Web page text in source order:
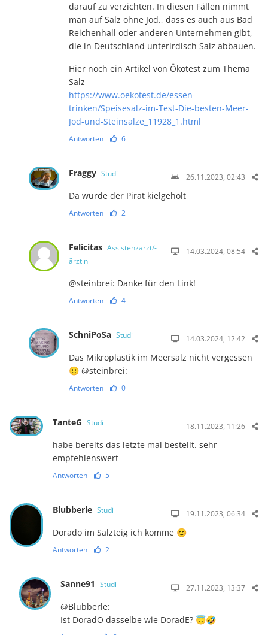
darauf zu verzichten. In diesen Fällen nimmt
man auf Salz ohne Jod., dass es auch aus Bad
Reichenhall oder anderen Unternehmen gibt,
die in Deutschland unterirdisch Salz abbauen.
Hier noch ein Artikel von Ökotest zum Thema
Salz
https://www.oekotest.de/essen-
trinken/Speisesalz-im-Test-Die-besten-Meer-
Jod-und-Steinsalze_11928_1.html
Antworten 6
Fraggy Studi 26.11.2023, 02:43
Da wurde der Pirat kielgeholt
Antworten 2
Felicitas Assistenzarzt/-
ärztin
14.03.2024, 08:54
@steinbrei: Danke für den Link!
Antworten 4
SchniPoSa Studi 14.03.2024, 12:42
Das Mikroplastik im Meersalz nicht vergessen
🙂 @steinbrei:
Antworten 0
TanteG Studi 18.11.2023, 11:26
habe bereits das letzte mal bestellt. sehr
empfehlenswert
Antworten 5
Blubberle Studi 19.11.2023, 06:34
Dorado im Salzteig ich komme 😊
Antworten 2
Sanne91 Studi 27.11.2023, 13:37
@Blubberle:
Ist DoradO dasselbe wie DoradE? 😇🤣